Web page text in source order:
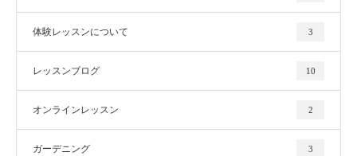
体験レッスンについて 3
レッスンブログ 10
オンラインレッスン 2
ガーデニング 3